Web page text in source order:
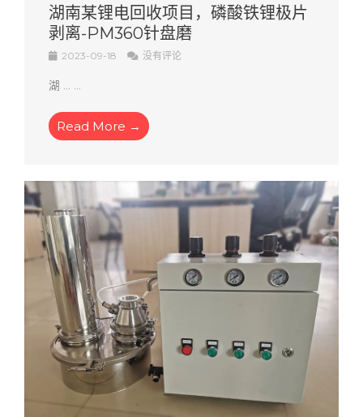
湖南某锂电回收项目，磷酸铁锂极片
剥离-PM360针盘磨
2023-09-18 没有评论
湖 ... ...
Read More →